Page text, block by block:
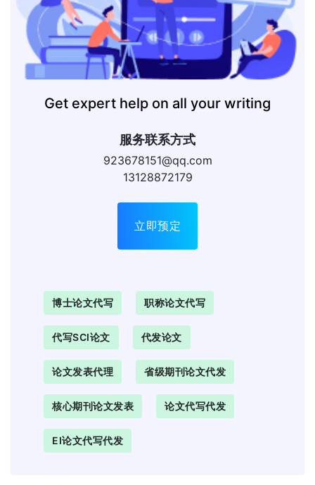
Get expert help on all your writing
服务联系方式
923678151@qq.com
13128872179
立即预定
博士论文代写 职称论文代写
代写SCI论文 代发论文
论文发表代理 省级期刊论文代发
核心期刊论文发表 论文代写代发
EI论文代写代发